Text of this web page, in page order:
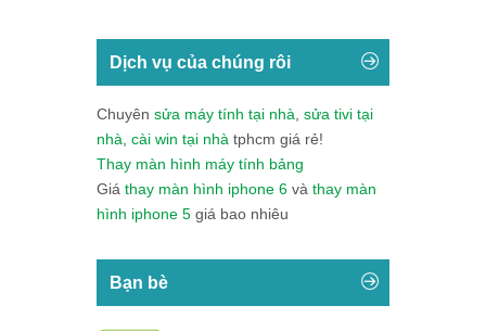
Dịch vụ của chúng rôi
Chuyên sửa máy tính tại nhà sửa tivi tại
nhà cài win tại nhà tphcm giá rẻ!
Thay màn hình máy tính bảng
Giá thay màn hình iphone 6 và thay màn
hình iphone 5 giá bao nhiêu
Bạn bè